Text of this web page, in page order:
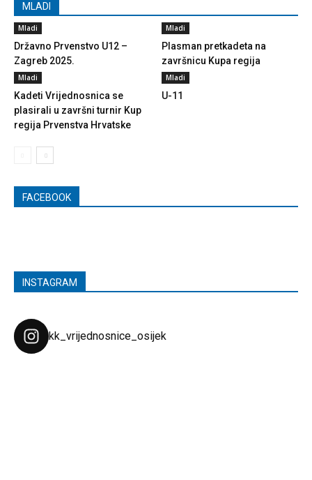
MLADI
Mladi
Državno Prvenstvo U12 –
Zagreb 2025.
Mladi
Plasman pretkadeta na
završnicu Kupa regija
Mladi
Kadeti Vrijednosnica se
plasirali u završni turnir Kup
regija Prvenstva Hrvatske
Mladi
U-11
FACEBOOK
INSTAGRAM
kk_vrijednosnice_osijek